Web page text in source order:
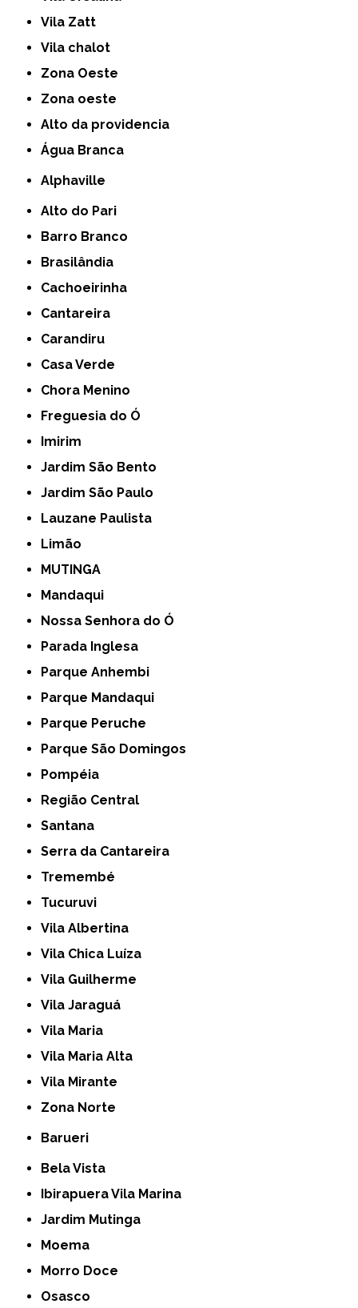
Vila Zatt
Vila chalot
Zona Oeste
Zona oeste
alto da providencia
Água Branca
Alphaville
Alto do Pari
Barro Branco
Brasilândia
Cachoeirinha
Cantareira
Carandiru
Casa Verde
Chora Menino
Freguesia do Ó
Imirim
Jardim São Bento
Jardim São Paulo
Lauzane Paulista
Limão
MUTINGA
Mandaqui
Nossa Senhora do Ó
Parada Inglesa
Parque Anhembi
Parque Mandaqui
Parque Peruche
Parque São Domingos
Pompéia
Região Central
Santana
Serra da Cantareira
Tremembé
Tucuruvi
Vila Albertina
Vila Chica Luíza
Vila Guilherme
Vila Jaraguá
Vila Maria
Vila Maria Alta
Vila Mirante
Zona Norte
Barueri
Bela Vista
Ibirapuera Vila Marina
Jardim Mutinga
Moema
Morro Doce
Osasco